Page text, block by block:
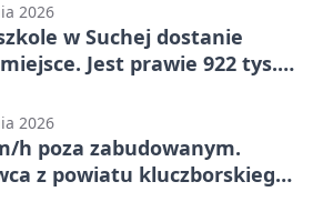
2026
w Suchej dostanie
Jest prawie 922 tys.
2026
h poza zabudowanym.
z powiatu kluczborskiego